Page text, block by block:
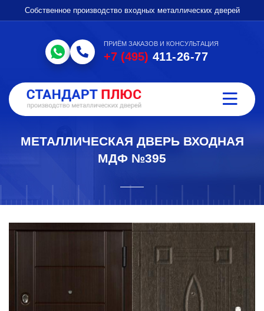
Собственное производство входных металлических дверей
ПРИЁМ ЗАКАЗОВ И КОНСУЛЬТАЦИЯ
+7 (495) 411-26-77
МЕТАЛЛИЧЕСКАЯ ДВЕРЬ ВХОДНАЯ
МДФ №395